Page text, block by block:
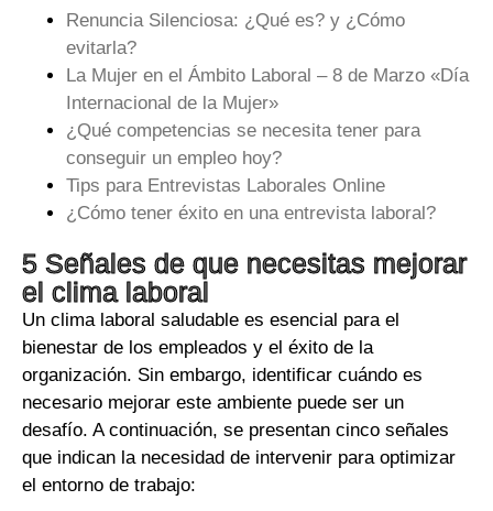
Renuncia Silenciosa: ¿Qué es? y ¿Cómo
evitarla?
La Mujer en el Ámbito Laboral – 8 de Marzo «Día
Internacional de la Mujer»
¿Qué competencias se necesita tener para
conseguir un empleo hoy?
Tips para Entrevistas Laborales Online
¿Cómo tener éxito en una entrevista laboral?
5 Señales de que necesitas mejorar
el clima laboral
Un clima laboral saludable es esencial para el
bienestar de los empleados y el éxito de la
organización. Sin embargo, identificar cuándo es
necesario mejorar este ambiente puede ser un
desafío. A continuación, se presentan cinco señales
que indican la necesidad de intervenir para optimizar
el entorno de trabajo: